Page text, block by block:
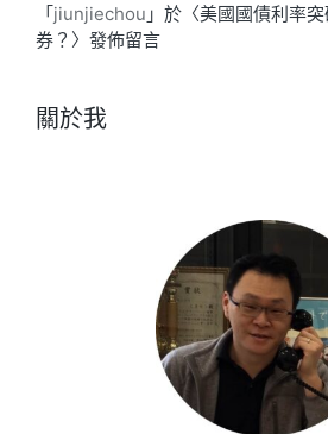
「jiunjiechou 」於〈美國國債利率
券？ 〉發佈留言
關於我